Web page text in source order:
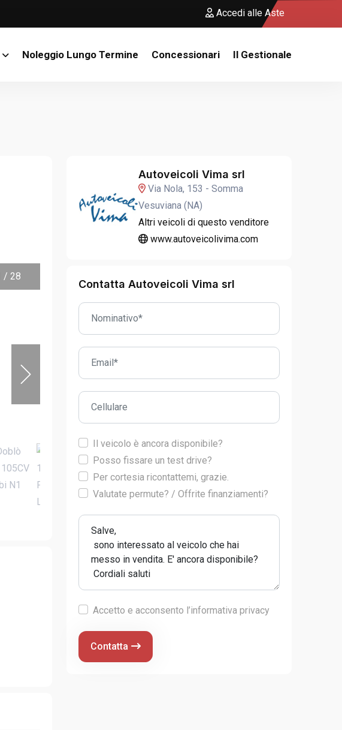
Accedi alle Aste
Noleggio Lungo Termine Concessionari Il Gestionale
/ 28
Autoveicoli Vima srl
Via Nola, 153 - Somma
Vesuviana (NA)
Altri veicoli di questo venditore
www.autoveicolivima.com
Contatta Autoveicoli Vima srl
Il veicolo è ancora disponibile?
Posso fissare un test drive?
Per cortesia ricontattemi, grazie.
Valutate permute? / Offrite finanziamenti?
Accetto e acconsento l’informativa privacy
Contatta